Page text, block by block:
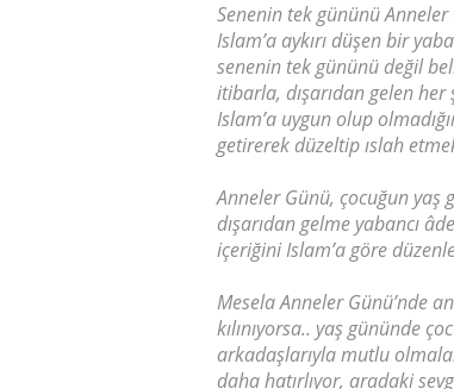
Senenin tek gününü
Islam’a aykırı düşen bir
senenin tek gününü değil
itibarla, dışarıdan gelen
Islam’a uygun olup
getirerek düzeltip ıslah
Anneler Günü, çocuğun yaş
dışarıdan gelme yabancı
içeriğini Islam’a göre
Mesela Anneler Günü’nde
kılınıyorsa.. yaş gününde
arkadaşlarıyla mutlu
daha hatırlıyor, aradaki